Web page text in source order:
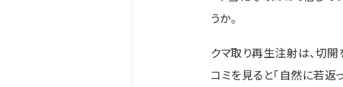
うか。
クマ取り再生注射は、切
コミを見ると「自然に若返